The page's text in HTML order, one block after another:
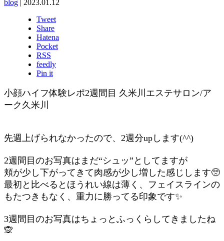
blog | 2023.01.12
Tweet
Share
Hatena
Pocket
RSS
feedly
Pin it
小顔ハイフ体験レポ2週間目 久米川エステサロン/ア
ーク久米川
先週上げられなかったので、2週分upします(^^)
2週間目のお写真はまだ“シュッ”としてますが
頬が少し下がってきて肉感が少し増した感じします🥺
最初と比べるとほうれい線は薄く、フェイスラインの
もたつきもなく、重力に勝ってる印象です✨
3週間目のお写真はちょっとふっくらしてきましたね
🙊